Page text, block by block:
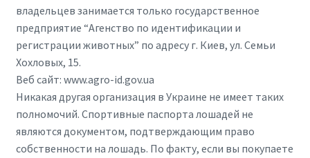
владельцев занимается только государственное
предприятие “Агенство по идентификации и
регистрации животных” по адресу г. Киев, ул. Семьи
Хохловых, 15.
Веб сайт: www.agro-id.gov.ua
Никакая другая организация в Украине не имеет таких
полномочий. Спортивные паспорта лошадей не
являются документом, подтверждающим право
собственности на лошадь. По факту, если вы покупаете